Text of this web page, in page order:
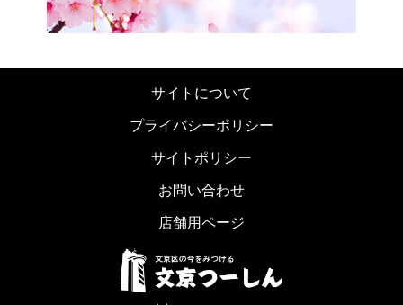
サイトについて
プライバシーポリシー
サイトポリシー
お問い合わせ
店舗用ページ